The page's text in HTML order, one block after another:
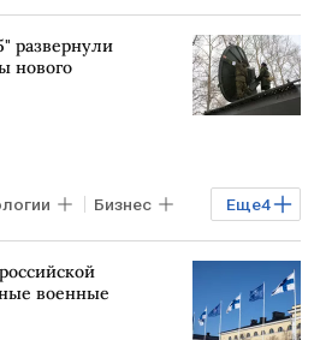
развернули
нового
Еще4
Бизнес
военные